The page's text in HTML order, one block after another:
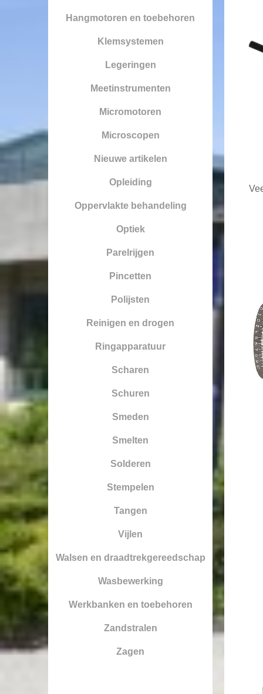
Hangmotoren en toebehoren
Klemsystemen
Legeringen
Meetinstrumenten
Micromotoren
Microscopen
Nieuwe artikelen
Opleiding
Oppervlakte behandeling
Optiek
Parelrijgen
Pincetten
Polijsten
Reinigen en drogen
Ringapparatuur
Scharen
Schuren
Smeden
Smelten
Solderen
Stempelen
Tangen
Vijlen
Walsen en draadtrekgereedschap
Wasbewerking
Werkbanken en toebehoren
Zandstralen
Zagen